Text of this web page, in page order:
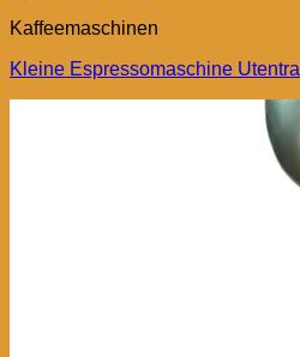
Kaffeemaschinen
Kleine Espressomaschine Utentra